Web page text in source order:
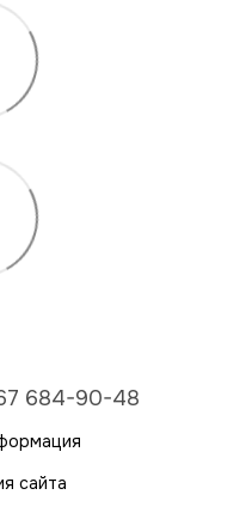
684-90-48
сайта